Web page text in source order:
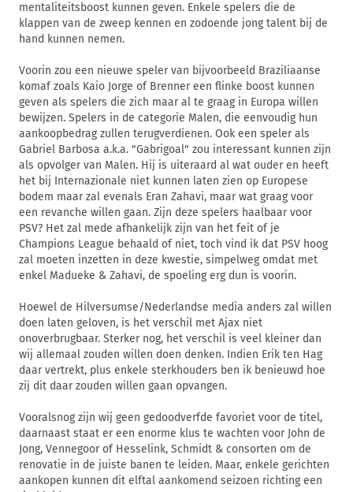
mentaliteitsboost kunnen geven. Enkele spelers die de
klappen van de zweep kennen en zodoende jong talent bij de
hand kunnen nemen.
Voorin zou een nieuwe speler van bijvoorbeeld Braziliaanse
komaf zoals Kaio Jorge of Brenner een flinke boost kunnen
geven als spelers die zich maar al te graag in Europa willen
bewijzen. Spelers in de categorie Malen, die eenvoudig hun
aankoopbedrag zullen terugverdienen. Ook een speler als
Gabriel Barbosa a.k.a. "Gabrigoal" zou interessant kunnen zijn
als opvolger van Malen. Hij is uiteraard al wat ouder en heeft
het bij Internazionale niet kunnen laten zien op Europese
bodem maar zal evenals Eran Zahavi, maar wat graag voor
een revanche willen gaan. Zijn deze spelers haalbaar voor
PSV? Het zal mede afhankelijk zijn van het feit of je
Champions League behaald of niet, toch vind ik dat PSV hoog
zal moeten inzetten in deze kwestie, simpelweg omdat met
enkel Madueke & Zahavi, de spoeling erg dun is voorin.
Hoewel de Hilversumse/Nederlandse media anders zal willen
doen laten geloven, is het verschil met Ajax niet
onoverbrugbaar. Sterker nog, het verschil is veel kleiner dan
wij allemaal zouden willen doen denken. Indien Erik ten Hag
daar vertrekt, plus enkele sterkhouders ben ik benieuwd hoe
zij dit daar zouden willen gaan opvangen.
Vooralsnog zijn wij geen gedoodverfde favoriet voor de titel,
daarnaast staat er een enorme klus te wachten voor John de
Jong, Vennegoor of Hesselink, Schmidt & consorten om de
renovatie in de juiste banen te leiden. Maar, enkele gerichten
aankopen kunnen dit elftal aankomend seizoen richting een